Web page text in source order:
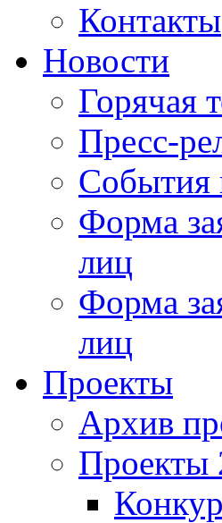
Контакты
Новости
Горячая
Пресс-
События
Форма
лиц
Форма
лиц
Проекты
Архив
Проекты